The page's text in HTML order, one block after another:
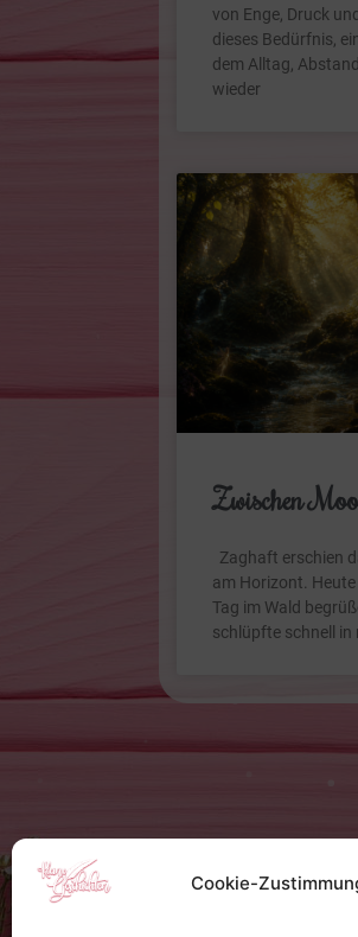
Cookie-
von Enge, Druck
dieses Bedürfnis,
dem Alltag,
wieder
Zwischen
Zaghaft erschien
am Horizont.
Tag im Wald
schlüpfte schnell in